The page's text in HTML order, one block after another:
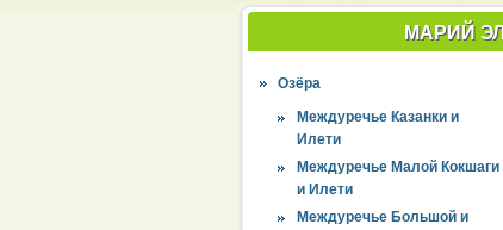
МАРИЙ
Озёра
Междуречье Казанки и
Илети
Междуречье Малой Кокшаги
и Илети
Междуречье Большой и